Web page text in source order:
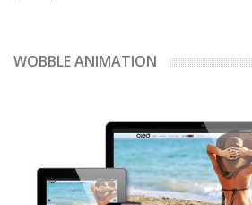
WOBBLE ANIMATION